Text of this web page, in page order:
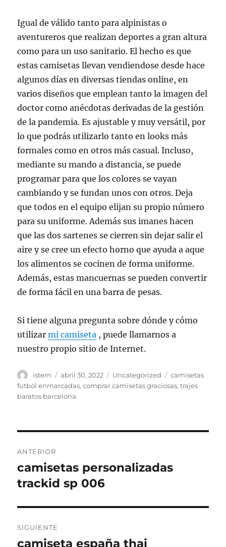
Igual de válido tanto para alpinistas o
aventureros que realizan deportes a gran altura
como para un uso sanitario. El hecho es que
estas camisetas llevan vendiendose desde hace
algunos días en diversas tiendas online, en
varios diseños que emplean tanto la imagen del
doctor como anécdotas derivadas de la gestión
de la pandemia. Es ajustable y muy versátil, por
lo que podrás utilizarlo tanto en looks más
formales como en otros más casual. Incluso,
mediante su mando a distancia, se puede
programar para que los colores se vayan
cambiando y se fundan unos con otros. Deja
que todos en el equipo elijan su propio número
para su uniforme. Además sus imanes hacen
que las dos sartenes se cierren sin dejar salir el
aire y se cree un efecto horno que ayuda a aque
los alimentos se cocinen de forma uniforme.
Además, estas mancuernas se pueden convertir
de forma fácil en una barra de pesas.
Si tiene alguna pregunta sobre dónde y cómo
utilizarmi camiseta , puede llamarnos a
nuestro propio sitio de Internet.
Autor
istern
Publicado
el
abril 30, 2022 Categorías
Uncategorized Etiquetas
camisetas
futbol enmarcadas,comprar camisetas graciosas,trajes
baratos barcelona
de
entradas
ANTERIOR
Entrada
anterior:
camisetas personalizadas
trackid sp 006
SIGUIENTE
Entrada
camiseta españa thai